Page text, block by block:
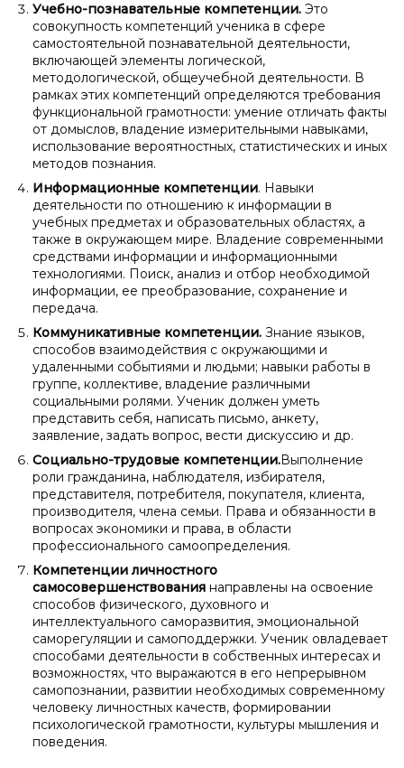
Учебно-познавательные компетенции. Это
совокупность компетенций ученика в сфере
самостоятельной познавательной деятельности,
включающей элементы логической,
методологической, общеучебной деятельности. В
рамках этих компетенций определяются требования
функциональной грамотности: умение отличать факты
от домыслов, владение измерительными навыками,
использование вероятностных, статистических и иных
методов познания.
Информационные компетенции. Навыки
деятельности по отношению к информации в
учебных предметах и образовательных областях, а
также в окружающем мире. Владение современными
средствами информации и информационными
технологиями. Поиск, анализ и отбор необходимой
информации, ее преобразование, сохранение и
передача.
Коммуникативные компетенции. Знание языков,
способов взаимодействия с окружающими и
удаленными событиями и людьми; навыки работы в
группе, коллективе, владение различными
социальными ролями. Ученик должен уметь
представить себя, написать письмо, анкету,
заявление, задать вопрос, вести дискуссию и др.
Социально-трудовые компетенции.Выполнение
роли гражданина, наблюдателя, избирателя,
представителя, потребителя, покупателя, клиента,
производителя, члена семьи. Права и обязанности в
вопросах экономики и права, в области
профессионального самоопределения.
Компетенции личностного
самосовершенствования направлены на освоение
способов физического, духовного и
интеллектуального саморазвития, эмоциональной
саморегуляции и самоподдержки. Ученик овладевает
способами деятельности в собственных интересах и
возможностях, что выражаются в его непрерывном
самопознании, развитии необходимых современному
человеку личностных качеств, формировании
психологической грамотности, культуры мышления и
поведения.